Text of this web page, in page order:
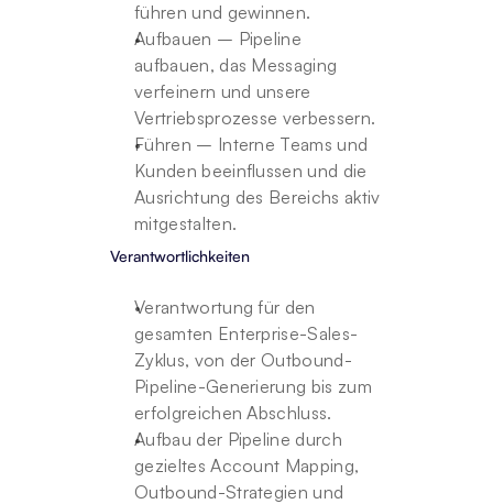
führen und gewinnen.
Aufbauen – Pipeline
aufbauen, das Messaging
verfeinern und unsere
Vertriebsprozesse verbessern.
Führen – Interne Teams und
Kunden beeinflussen und die
Ausrichtung des Bereichs aktiv
mitgestalten.
Verantwortlichkeiten
Verantwortung für den
gesamten Enterprise-Sales-
Zyklus, von der Outbound-
Pipeline-Generierung bis zum
erfolgreichen Abschluss.
Aufbau der Pipeline durch
gezieltes Account Mapping,
Outbound-Strategien und